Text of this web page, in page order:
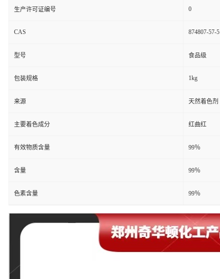
生产许可证编号 0
CAS 874807-57-5
型号 食品级
包装规格 1kg
来源 天然着色剂
主要着色成分 红曲红
有效物质含量 99％
含量 99％
色素含量 99％